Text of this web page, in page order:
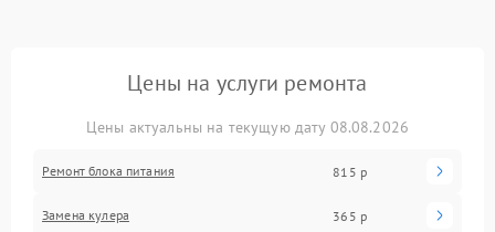
Цены на услуги ремонта
Цены актуальны на текущую дату 08.08.2026
Ремонт блока питания 815 р
Замена кулера 365 р